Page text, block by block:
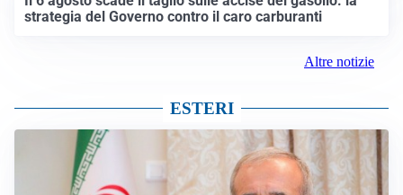
strategia del Governo contro il caro carburanti
Altre notizie
ESTERI